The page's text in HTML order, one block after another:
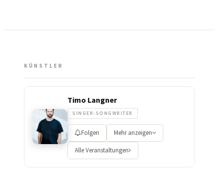
KÜNSTLER
Timo Langner
SINGER-SONGWRITER
Folgen Mehr anzeigen
Alle Veranstaltungen